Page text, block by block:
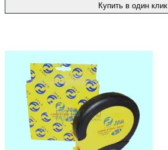
Купить в один клик